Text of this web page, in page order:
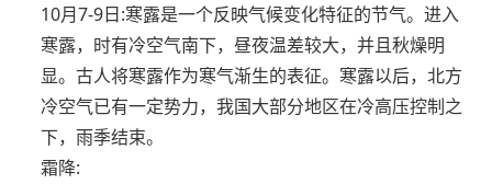
10月7-9日:寒露是一个反映气候变化特征的节气。进入
寒露，时有冷空气南下，昼夜温差较大，并且秋燥明
显。古人将寒露作为寒气渐生的表征。寒露以后，北方
冷空气已有一定势力，我国大部分地区在冷高压控制之
下，雨季结束。
霜降: